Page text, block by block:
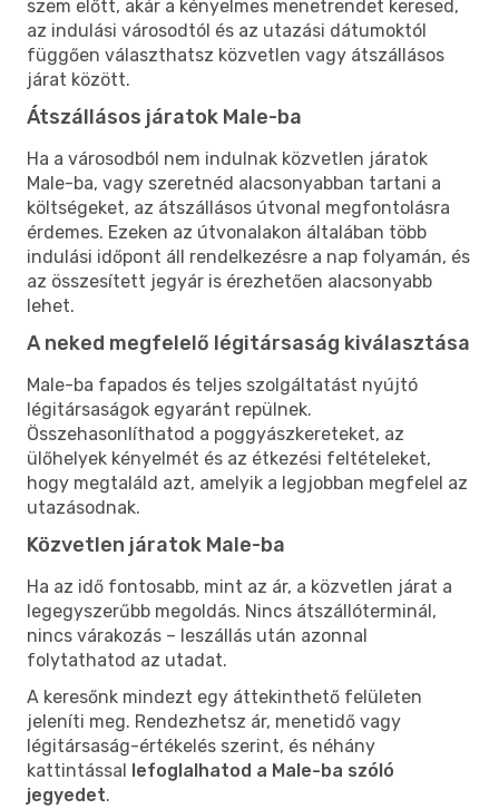
szem előtt, akár a kényelmes menetrendet keresed,
az indulási városodtól és az utazási dátumoktól
függően választhatsz közvetlen vagy átszállásos
járat között.
Átszállásos járatok Male-ba
Ha a városodból nem indulnak közvetlen járatok
Male-ba, vagy szeretnéd alacsonyabban tartani a
költségeket, az átszállásos útvonal megfontolásra
érdemes. Ezeken az útvonalakon általában több
indulási időpont áll rendelkezésre a nap folyamán, és
az összesített jegyár is érezhetően alacsonyabb
lehet.
A neked megfelelő légitársaság kiválasztása
Male-ba fapados és teljes szolgáltatást nyújtó
légitársaságok egyaránt repülnek.
Összehasonlíthatod a poggyászkereteket, az
ülőhelyek kényelmét és az étkezési feltételeket,
hogy megtaláld azt, amelyik a legjobban megfelel az
utazásodnak.
Közvetlen járatok Male-ba
Ha az idő fontosabb, mint az ár, a közvetlen járat a
legegyszerűbb megoldás. Nincs átszállóterminál,
nincs várakozás – leszállás után azonnal
folytathatod az utadat.
A keresőnk mindezt egy áttekinthető felületen
jeleníti meg. Rendezhetsz ár, menetidő vagy
légitársaság-értékelés szerint, és néhány
kattintással lefoglalhatod a Male-ba szóló
jegyedet.